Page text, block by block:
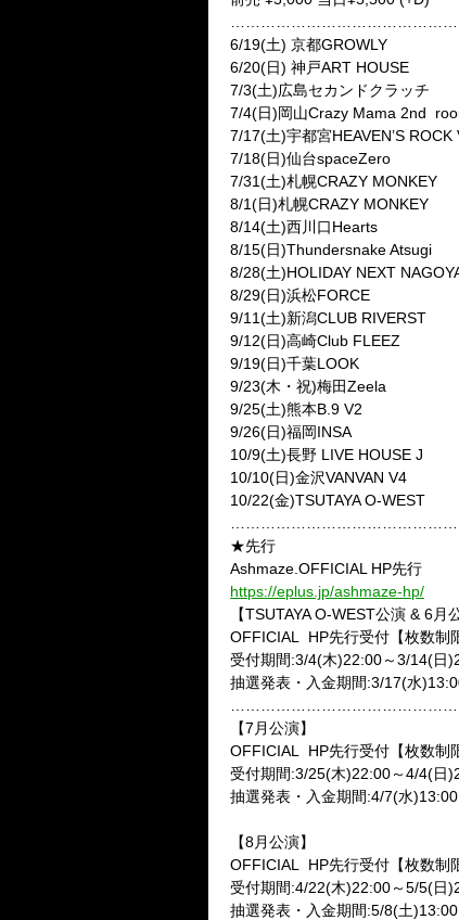
6/19(土) 京都GROWLY
6/20(日) 神戸ART HOUSE
7/3(土)広島セカンドクラッチ
7/4(日)岡山Crazy Mama 2nd
7/17(土)宇都宮HEAVEN’S ROCK
7/18(日)仙台spaceZero
7/31(土)札幌CRAZY MONKEY
8/1(日)札幌CRAZY MONKEY
8/14(土)西川口Hearts
8/15(日)Thundersnake Atsugi
8/28(土)HOLIDAY NEXT
8/29(日)浜松FORCE
9/11(土)新潟CLUB RIVERST
9/12(日)高崎Club FLEEZ
9/19(日)千葉LOOK
9/23(木・祝)梅田Zeela
9/25(土)熊本B.9 V2
9/26(日)福岡INSA
10/9(土)長野 LIVE HOUSE J
10/10(日)金沢VANVAN V4
10/22(金)TSUTAYA O-WEST
★先行
Ashmaze.OFFICIAL HP先行
https://eplus.jp/ashmaze-hp/
【TSUTAYA O-WEST公演 & 6月
OFFICIAL
HP先行受付【枚数
受付期間:3/4(木)22:00～3/14(日
抽選発表・入金期間:3/17(水
【7月公演】
OFFICIAL
HP先行受付【枚数
受付期間:3/25(木)22:00～4/4(日
抽選発表・入金期間:4/7(水
【8月公演】
OFFICIAL
HP先行受付【枚数
受付期間:4/22(木)22:00～5/5(日
抽選発表・入金期間:5/8(土